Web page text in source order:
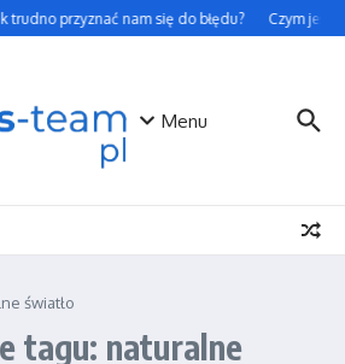
trudno przyznać nam się do błędu? Czym jest
Menu
światło
tagu: naturalne